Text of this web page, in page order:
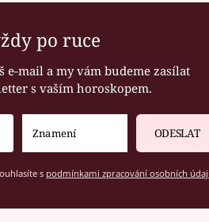
po ruce
e-mail a my vám budeme zasílat
s vaším horoskopem.
ODESLAT
s podmínkami zpracování osobních